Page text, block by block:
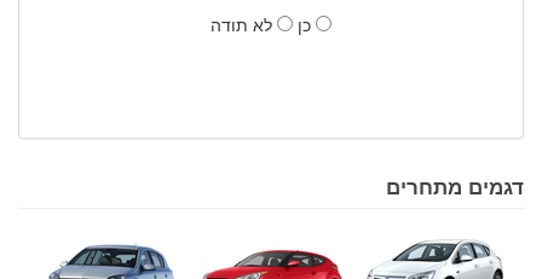
כן
לא תודה
דגמים מתחרים